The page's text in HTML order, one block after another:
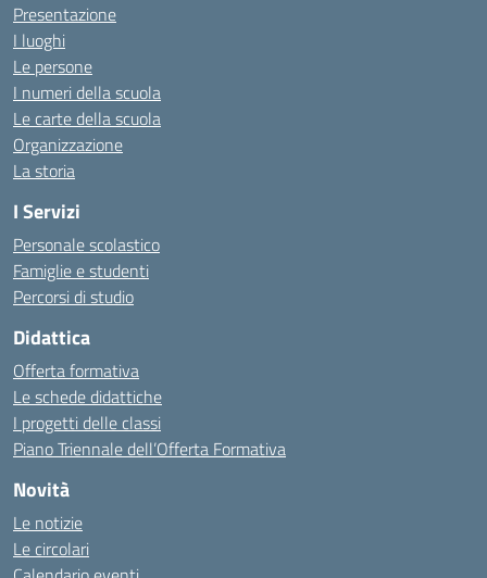
Presentazione
I luoghi
Le persone
I numeri della scuola
Le carte della scuola
Organizzazione
La storia
I Servizi
Personale scolastico
Famiglie e studenti
Percorsi di studio
Didattica
Offerta formativa
Le schede didattiche
I progetti delle classi
Piano Triennale dell’Offerta Formativa
Novità
Le notizie
Le circolari